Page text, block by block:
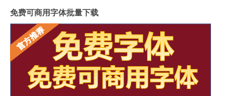
免费可商用字体批量下载